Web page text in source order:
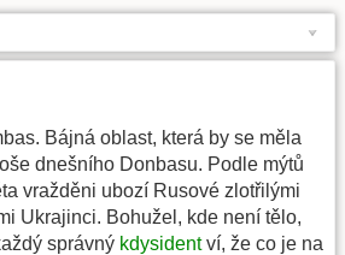
Bájná oblast, která by se měla
dnešního Donbasu. Podle mýtů
vražděni ubozí Rusové zlotřilými
Ukrajinci. Bohužel, kde není tělo,
správný kdysidentví, že co je na